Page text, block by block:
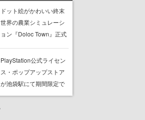
ドット絵がかわいい終末
世界の農業シミュレーシ
ョン『Doloc Town』正式
本”を売り上げる盛況ぶ
り。Steamで「非常に好
評」を獲得する人気作
PlayStation公式ライセン
ス・ポップアップストア
が池袋駅にて期間限定で
開催。夏のアパレルや